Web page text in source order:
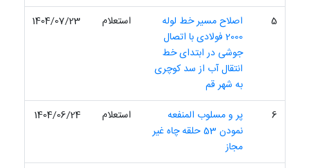
5
اصلاح مسیر خط لوله
2000 فولادی با اتصال
جوشی در ابتدای خط
انتقال آب از سد کوچری
به شهر قم
استعلام 1404/07/23
6
پر و مسلوب المنفعه
نمودن 53 حلقه چاه غیر
مجاز
استعلام 1404/06/24